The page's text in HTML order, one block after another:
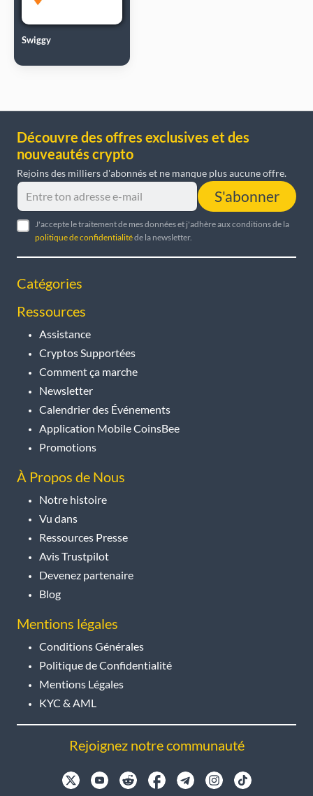
Swiggy
Découvre des offres exclusives et des
nouveautés crypto
Rejoins des milliers d'abonnés et ne manque plus aucune offre.
S'abonner
J'accepte le traitement de mes données et j'adhère aux conditions de la
politique de confidentialitéde la newsletter.
Catégories
Ressources
Assistance
Cryptos Supportées
Comment ça marche
Newsletter
Calendrier des Événements
Application Mobile CoinsBee
Promotions
À Propos de Nous
Notre histoire
Vu dans
Ressources Presse
Avis Trustpilot
Devenez partenaire
Blog
Mentions légales
Conditions Générales
Politique de Confidentialité
Mentions Légales
KYC & AML
Rejoignez notre communauté